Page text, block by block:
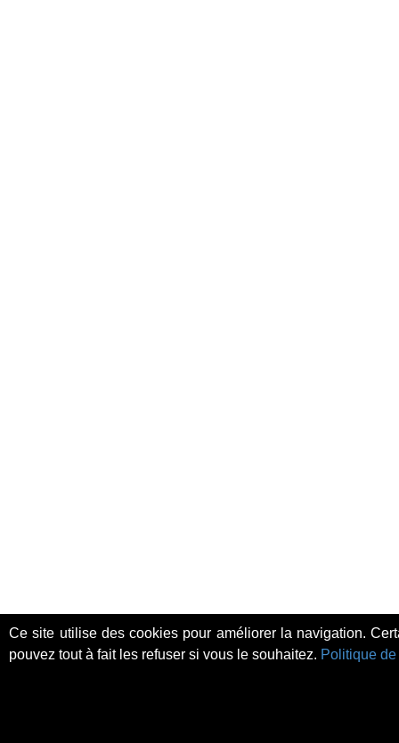
Ce site utilise des cookies pour améliorer la navigation.
pouvez tout à fait les refuser si vous le souhaitez. Politique